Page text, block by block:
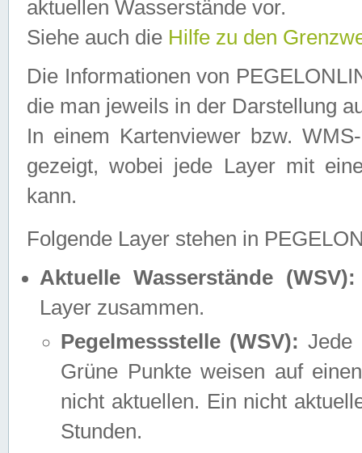
aktuellen Wasserstände vor.
Siehe auch die Hilfe zu den
Die Informationen von
die man jeweils in der Darstellung
In einem Kartenviewer bzw.
gezeigt, wobei jede Layer mit
kann.
Folgende Layer stehen in
Aktuelle Wasserstände (WSV):
Layer zusammen.
Pegelmessstelle (WSV): Jede
Grüne Punkte weisen auf
nicht aktuellen. Ein nicht
Stunden.